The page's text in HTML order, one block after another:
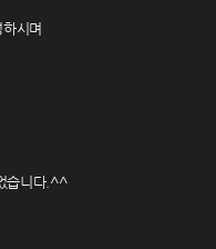
시며
습니다.^^